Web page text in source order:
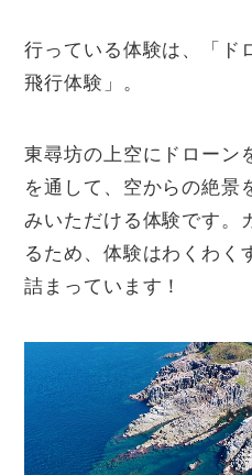
行っている体験は、「ド
飛行体験」。
東尋坊の上空にドローン
を通して、空からの絶景
みいただける体験です。
るため、体験はわくわく
詰まっています！